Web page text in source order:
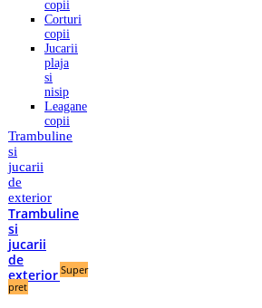
copii
Corturi
copii
Jucarii
plaja
si
nisip
Leagane
copii
Trambuline
si
jucarii
de
exterior
Trambuline
si
jucarii
de
exterior Super
pret